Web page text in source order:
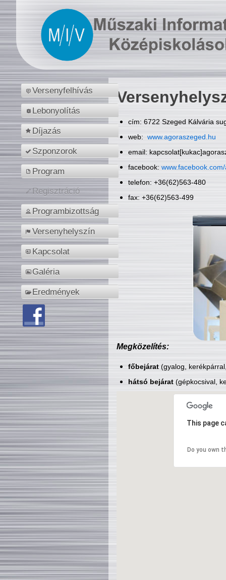
Versenyfelhívás
Lebonyolítás
Díjazás
Szponzorok
Program
Regisztráció
Programbizottság
Versenyhelyszín
Kapcsolat
Galéria
Eredmények
cím: 6722 Szeged Kálvária
web: www.agoraszeged.hu
email:
facebook:
telefon: +36(62)563-480
fax: +36(62)563-499
Megközelítés:
főbejárat(gyalog,
hátsó bejárat(gépkocsival,
This page
Do you own